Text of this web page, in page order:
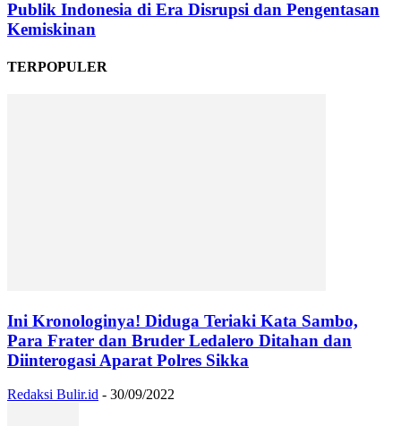
Publik Indonesia di Era Disrupsi dan Pengentasan
Kemiskinan
TERPOPULER
Ini Kronologinya! Diduga Teriaki Kata Sambo,
Para Frater dan Bruder Ledalero Ditahan dan
Diinterogasi Aparat Polres Sikka
Redaksi Bulir.id - 30/09/2022